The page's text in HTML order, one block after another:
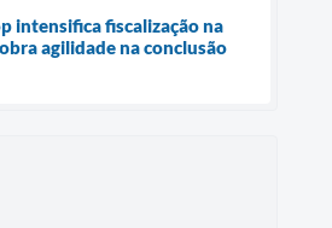
intensifica fiscalização na
agilidade na conclusão